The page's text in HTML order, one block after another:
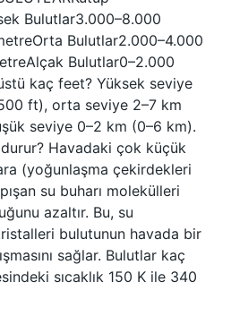
Bulutlar3.000–8.000
Bulutlar2.000–4.000
Bulutlar0–2.000
kaç feet? Yüksek seviye
ft), orta seviye 2–7 km
seviye 0–2 km (0–6 km).
Havadaki çok küçük
(yoğunlaşma çekirdekleri
su buharı molekülleri
azaltır. Bu, su
bulutunun havada bir
sağlar. Bulutlar kaç
sıcaklık 150 K ile 340